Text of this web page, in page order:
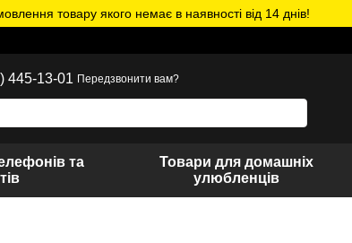
товару якого немає в наявності від 14 днів!
445-13-01 Передзвонити вам?
та
Товари для домашніх
улюбленців